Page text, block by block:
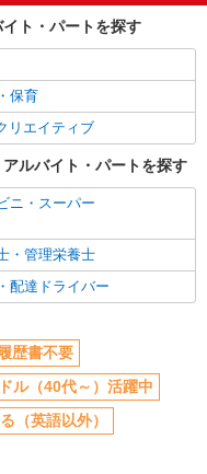
険あり
ト・パートを探す
保育
リエイティブ
ルバイト・パートを探す
ニ・スーパー
・管理栄養士
配達ドライバー
歴書不要
ル（40代～）活躍中
（英語以外）